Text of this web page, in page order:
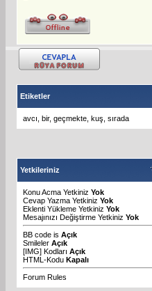
Etiketler
avcı bir, geçmekte kuş sırada
Yetkileriniz
Konu Acma Yetkiniz Yok
Cevap Yazma Yetkiniz Yok
Eklenti Yükleme Yetkiniz Yok
Mesajınızı Değiştirme Yetkiniz Yok
BB code is Açık
Smileler Açık
[IMG] Kodları Açık
HTML-Kodu Kapalı
Forum Rules